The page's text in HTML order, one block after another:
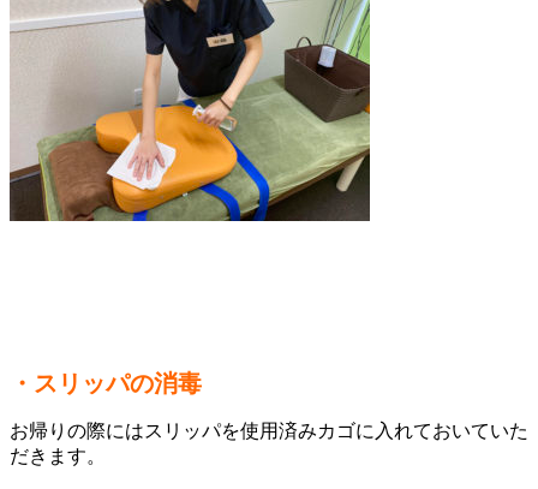
・スリッパの消毒
お帰りの際にはスリッパを使用済みカゴに入れておいていた
だきます。